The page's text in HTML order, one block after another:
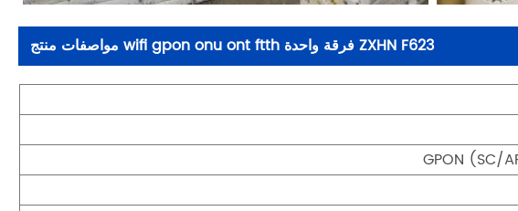
ZXHN F623 فرقة واحدة wifi gpon onu ont ftth مواصفات منتج